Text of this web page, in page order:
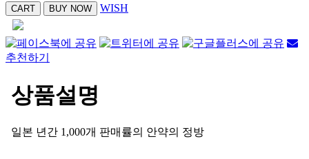
WISH
추천하기
상품설명
일본 년간 1,000개 판매률의 안약의 정방